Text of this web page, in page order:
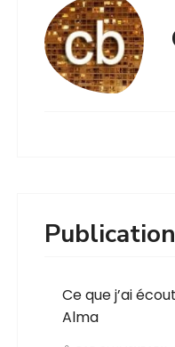
Ce que j’ai
Alma